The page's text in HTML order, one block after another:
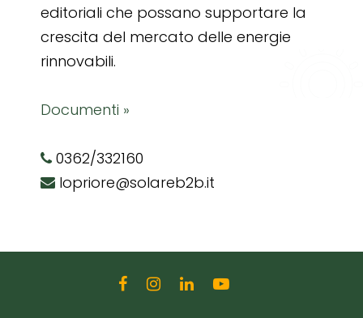
editoriali che possano supportare la
crescita del mercato delle energie
rinnovabili.
Documenti »
0362/332160
lopriore@solareb2b.it